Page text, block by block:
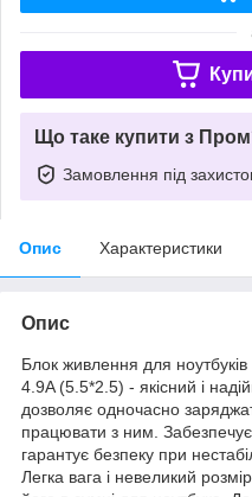
Що таке купити з
Замовлення під
Опис Характеристики
Опис
Блок живлення для ноутбуків PowerPlant HP 220V, 18.5V 90W 4.9A (5.5*2.5) - якісний і надійний адаптер змінного струму, що дозволяє одночасно заряджати ноутбук від мережі і працювати з ним. Забезпечує швидке заряджання ноутбуку і гарантує безпеку при нестабільній роботі електромережі. Легка вага і невеликий розмір дозволяють без зусиль носити його в сумці для ноутбука. Дозволяє заряджати акумулятор всюди, де є розетка. Забезпечує безперебійну роботу, що дозволить Вам бути впевненим у збереженні вашого ноутбука і даних на ньому. Блок живлення має якісні конектори з міцної і вогнетривкої пластмаси, що забезпечує довговічне використання і надійність від займань. Технічні характеристики: Назва: Блок живлення для ноутбуків PowerPlant HP 220V, 18.5V 90W 4.9A (5.5*2.5) Вид: Спеціалізовані блоки живлення Вихідна напруга: 18.5V Вхідна напруга: 220V Вихідний струм: 4.9A Споживана потужність: 90W Роз'єми: 5.5*2.5 мм Довжина кабелю: м Комплектація: мережевий кабель, блок живлення, фірмова упаковка Розмір: мм Вага: кг Розмір в упаковці: 180х128х50 мм Вага в упаковці: кг Виробник: PowerPlant Гарантія: 24 місяці Сумісність: HP 316687-001, 316687-002, 316687-003, 316688-001, 316688-002, 316688-003, 309241-001, 310925-001, 317188-001, 344895-001, 344895-001, 347438-001, 350221-001, 350775-001, 370998-001, HP-OW120F13, HP-OW121F13, PA-1121-02H, PA-1121-12H, PPP016L, PPP017H, PPP017L, PA-1121-02H, PA-1121-12H, DC687A, DC687A#ABA, DC790A, F1454A, F1781A, F4814A Підходить до моделей: HP * Pavilionn3478 * Pavilionn3490 * Series:Pavilionn5000 * Pavilionn5000 * Series:Pavilionn5100 * PavilionN5135 * PavilionN5140 * Pavilionn5100 * Pavilionn5125 * Pavilionn5130 * Pavilionn5150 * Pavilionn5170 * Pavilionn5190 * Pavilionn5195 * Series:Pavilionn5200 * Pavilionn5200 * Pavilionn5210 * Pavilionn5210M * Pavilionn5240 * Pavilionn5241 * Pavilionn5250 * Pavilionn5261 * Pavilionn5270 * Pavilionn5271 * Pavilionn5290 * Pavilionn5295 * Series:Pavilionn5300 * Pavilionn5300 * Pavilionn5310 * Pavilionn5311 * Pavilionn5331 * Pavilionn5340 * Pavilionn5341 * Pavilionn5350 * Pavilionn5351 * Pavilionn5361 * Pavilionn5371 * Pavilionn5381 * Pavilionn5390 * Series:Pavilionn5400 * Pavilionn5400 * Pavilionn5401 * Pavilionn5402 * Pavilionn5402L * Pavilionn5412 * Pavilionn5415 * Pavilionn5420 * Pavilionn5420L * Pavilionn5421L * Pavilionn5422 * Pavilionn5422L * Pavilionn5425 * Pavilionn5430 * Pavilionn5431L * Pavilionn5435 * Pavilionn5440 * Pavilionn5441 * Pavilionn5442 * Pavilionn5444 * Pavilionn5445 * Pavilionn5450 * Pavilionn5451 * Pavilionn5452 * Pavilionn5454 * Pavilionn5455 * Pavilionn5461 * Pavilionn5462 * Pavilionn5470 * Pavilionn5472 * Pavilionn5474 * Pavilionn5475 * Pavilionn5481 * Pavilionn5482 * Pavilionn5484 * Pavilionn5490 * Pavilionn5491 * Pavilionn5495 * Series:Pavilionn5500 * Pavilionn5500 * Pavilionn5511L * Pavilionn5584 * Series:Pavilionn6000 * Pavilionn6000 * Series:Pavilionn6100 * Pavilionn6100 * Pavilionn6195 * Series:Pavilionn6300 * Pavilionn6300 * Pavilionn6395 * Pavilionn6396 * Pavilionn6397 * Pavilionn6398 * Pavilionn6399 * Series:Pavilionn6400 * Pavilionn6400 * Pavilionn6401 * Pavilionn6402 * Pavilionn6403 * Pavilionn6404 * Pavilionn6490 * Series:Pavilionxf100 * Pavilionxf125 * Pavilionxf145 * Series:Pavilionxh100 * Pavilionxh136 * Pavilionxh156 * Pavilionxh176 * Series:Pavilionxh200 * Pavilionxh215 * Pavilionxh216 * Pavilionxh226 * Pavilionxh260 * Series:Pavilionxh300 * Pavilionxh350 * Pavilionxh355 * Pavilionxh365 * Pavilionxh395 * Series:Pavilionxh400 * Pavilionxh455 * Pavilionxh485 * Series:Pavilionxh5 * Pavilionxh5 * Series:Pavilionxh500 * Pavilionxh525 * Pavilionxh535 * Pavilionxh545 * Pavilionxh555 * Pavilionxh575 * Series:Pavilionxh600 * Pavilionxh625 * Pavilionxh635 * Pavilionxh6355 * Pavilionxh675 * Series:Pavilionxt100 *